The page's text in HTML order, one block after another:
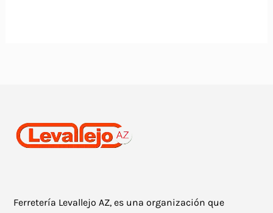
Ferretería Levallejo AZ, es una organización que